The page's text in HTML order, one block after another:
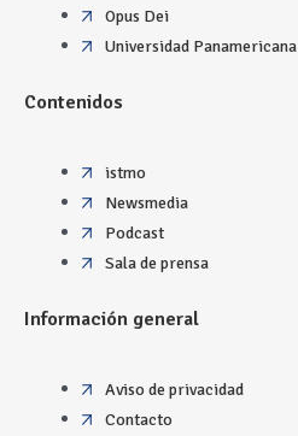
Opus Dei
Universidad Panamericana
Contenidos
istmo
Newsmedia
Podcast
Sala de prensa
Información general
Aviso de privacidad
Contacto